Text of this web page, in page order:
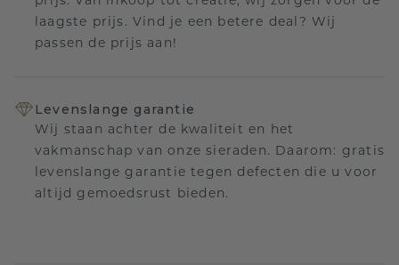
laagste prijs. Vind je een betere deal? Wij
passen de prijs aan!
Levenslange garantie
Wij staan achter de kwaliteit en het
vakmanschap van onze sieraden. Daarom: gratis
levenslange garantie tegen defecten die u voor
altijd gemoedsrust bieden.